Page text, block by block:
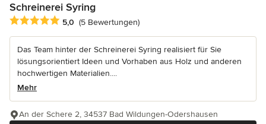
Schreinerei Syring
Durchschnittliche Bewertung: 5 von 5 Sternen
5,0 (5 Bewertungen)
Das Team hinter der Schreinerei Syring realisiert für Sie
lösungsorientiert Ideen und Vorhaben aus Holz und anderen
hochwertigen Materialien....
Mehr
An der Schere 2, 34537 Bad Wildungen-Odershausen